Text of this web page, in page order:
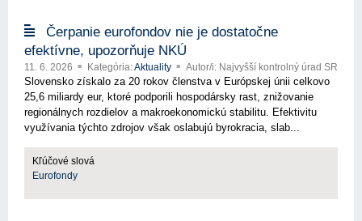
Čerpanie eurofondov nie je dostatočne
efektívne, upozorňuje NKÚ
11. 6. 2026 Kategória:Aktuality Autor/i: Najvyšší kontrolný úrad SR
Slovensko získalo za 20 rokov členstva v Európskej únii celkovo
25,6 miliardy eur, ktoré podporili hospodársky rast, znižovanie
regionálnych rozdielov a makroekonomickú stabilitu. Efektivitu
využívania týchto zdrojov však oslabujú byrokracia, slab...
Kľúčové slová
Eurofondy